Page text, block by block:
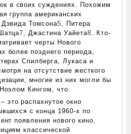
в своих суждениях. Похожим
группа американских
Томсона5 , Питера
7 , Джастина Уайета8 . Кто-
черты Нового
более позднего периода,
Спилберга, Лукаса и
на отсутствие жесткого
многие из них могли бы
Кингом, что
это распахнутое окно
с конца 1960‑х по
появления нового кино,
классической